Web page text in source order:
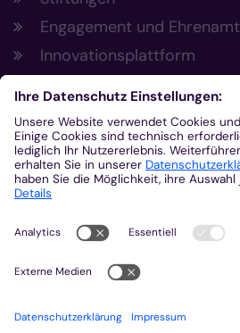
Engagement und Ehrenamt
Innovationsplattform
Aus der Plattform
Nachrichten
Veranstaltungen
Gottesdienste
Stellenangebote
Kirchenzeitung
Rechtsdatenbank